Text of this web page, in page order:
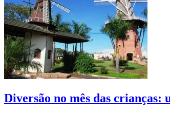
Diversão no mês das